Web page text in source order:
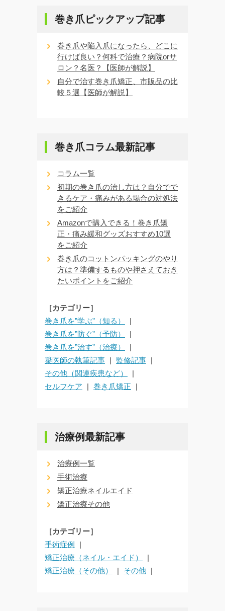
巻き爪ピックアップ記事
巻き爪や陥入爪になったら、どこに
行けば良い？何科で治療？病院orサ
ロン？名医？【医師が解説】
自分で治す巻き爪矯正、市販品の比
較５選【医師が解説】
巻き爪コラム最新記事
コラム一覧
初期の巻き爪の治し方は？自分でで
きるケア・痛みがある場合の対処法
をご紹介
Amazonで購入できる！巻き爪矯
正・痛み緩和グッズおすすめ10選
をご紹介
巻き爪のコットンパッキングのやり
方は？準備するものや押さえておき
たいポイントをご紹介
［カテゴリー］
巻き爪を”学ぶ”（知る）
巻き爪を”防ぐ”（予防）
巻き爪を”治す”（治療）
簗医師の執筆記事
監修記事
その他（関連疾患など）
セルフケア
巻き爪矯正
治療例最新記事
治療例一覧
手術治療
矯正治療ネイルエイド
矯正治療その他
［カテゴリー］
手術症例
矯正治療（ネイル・エイド）
矯正治療（その他）
その他